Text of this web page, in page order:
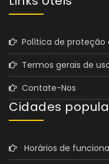
Política de proteção
Termos gerais de
Contate-Nos
Cidades
Horários de